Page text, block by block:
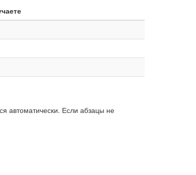
автоматически. Если абзацы не